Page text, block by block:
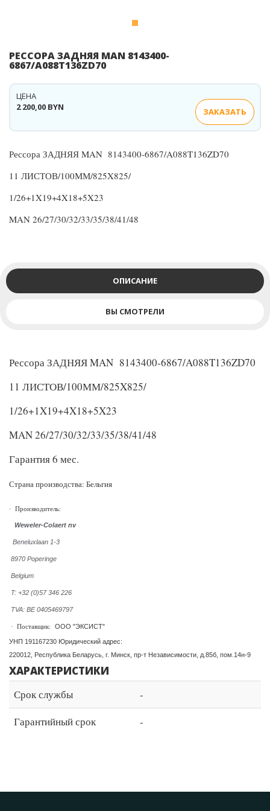
РЕССОРА ЗАДНЯЯ MAN 8143400-
6867/A088T136ZD70
2 200,00 BYN
ЦЕНА
ЗАКАЗАТЬ
Рессора ЗАДНЯЯ MAN 8143400-6867/A088T136ZD70
11 ЛИСТОВ/100ММ/825X825/
1/26+1X19+4X18+5X23
MAN 26/27/30/32/33/35/38/41/48
ОПИСАНИЕ
ВЫ СМОТРЕЛИ
Рессора ЗАДНЯЯ MAN 8143400-6867/A088T136ZD70
11 ЛИСТОВ/100ММ/825X825/
1/26+1X19+4X18+5X23
MAN 26/27/30/32/33/35/38/41/48
Гарантия 6 мес.
Страна производства: Бельгия
· Производитель:
Weweler-Colaert nv
Beneluxlaan 1-3
8970 Poperinge
Belgium
T: +32 (0)57 346 226
TVA: BE 0405469797
· Поставщик: ООО "ЭКСИСТ"
УНП 191167230 Юридический адрес:
220012, Республика Беларусь, г. Минск, пр-т Независимости, д.85б, пом.14н-9
ХАРАКТЕРИСТИКИ
Срок службы
-
Гарантийный срок
-